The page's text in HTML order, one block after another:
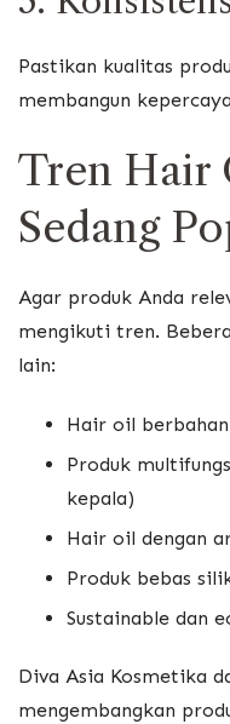
Pastikan kualitas
membangun
Tren Hair
Sedang
Agar produk Anda
mengikuti tren.
lain:
Hair oil
Produk
kepala)
Hair oil dengan
Produk bebas
Sustainable dan
Diva Asia Kosmetika
mengembangkan